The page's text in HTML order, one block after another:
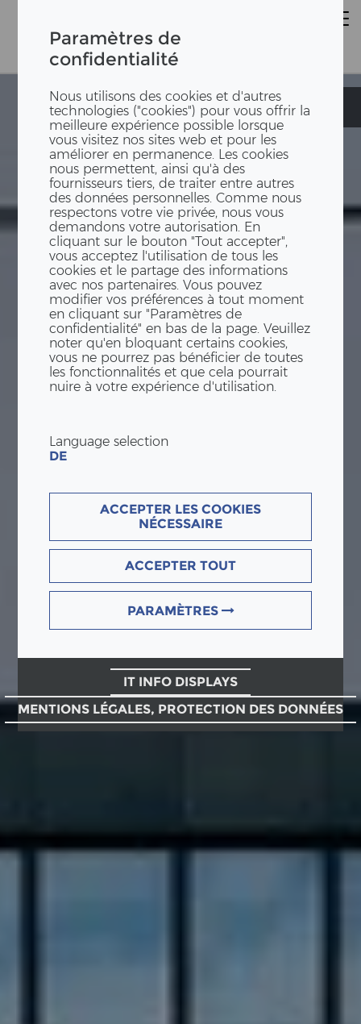
Paramètres de
confidentialité
Nous utilisons des cookies et d'autres
technologies ("cookies") pour vous offrir la
meilleure expérience possible lorsque
vous visitez nos sites web et pour les
améliorer en permanence. Les cookies
nous permettent, ainsi qu'à des
fournisseurs tiers, de traiter entre autres
des données personnelles. Comme nous
respectons votre vie privée, nous vous
demandons votre autorisation. En
cliquant sur le bouton "Tout accepter",
vous acceptez l'utilisation de tous les
cookies et le partage des informations
avec nos partenaires. Vous pouvez
modifier vos préférences à tout moment
en cliquant sur "Paramètres de
confidentialité" en bas de la page. Veuillez
noter qu'en bloquant certains cookies,
vous ne pourrez pas bénéficier de toutes
les fonctionnalités et que cela pourrait
nuire à votre expérience d'utilisation.
Language selection
DE
ACCEPTER LES COOKIES
NÉCESSAIRE
ACCEPTER TOUT
PARAMÈTRES
IT INFO DISPLAYS
MENTIONS LÉGALES, PROTECTION DES DONNÉES
Suurstoffi S6
Suurstoffi S6